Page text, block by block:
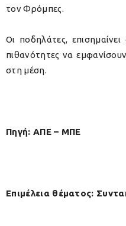
τον Φρόμπες.
Οι ποδηλάτες,
πιθανότητες να
στη μέση.
Πηγή: ΑΠΕ – ΜΠΕ
Επιμέλεια θέματος: